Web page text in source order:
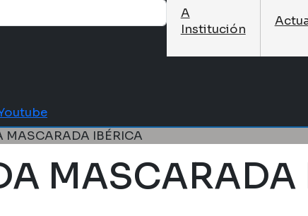
A
Institución
MASCARADA IBÉRICA
MASCARADA